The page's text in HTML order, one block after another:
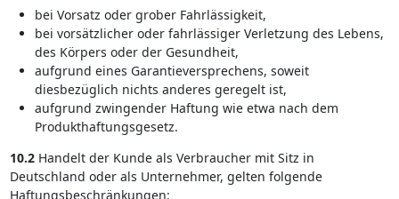
bei Vorsatz oder grober Fahrlässigkeit,
bei vorsätzlicher oder fahrlässiger Verletzung des Lebens,
des Körpers oder der Gesundheit,
aufgrund eines Garantieversprechens, soweit
diesbezüglich nichts anderes geregelt ist,
aufgrund zwingender Haftung wie etwa nach dem
Produkthaftungsgesetz.
10.2Handelt der Kunde als Verbraucher mit Sitz in
Deutschland oder als Unternehmer, gelten folgende
Haftungsbeschränkungen: